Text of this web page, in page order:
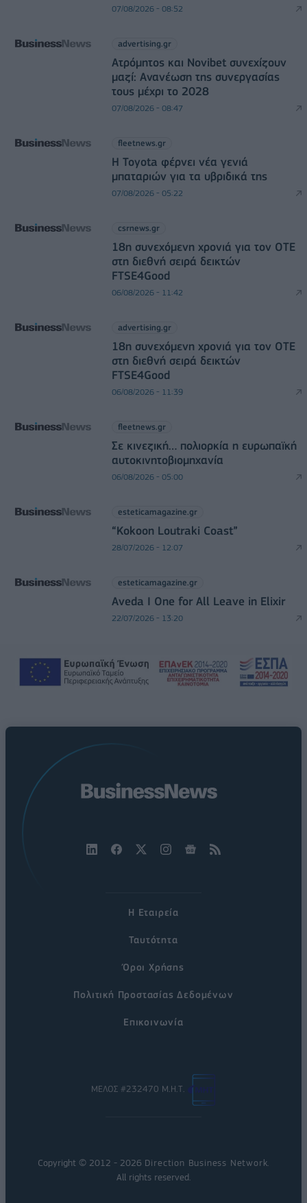
07/08/2026 - 08:52
advertising.gr
Ατρόμητος και Novibet συνεχίζουν
μαζί: Ανανέωση της συνεργασίας
τους μέχρι το 2028
07/08/2026 - 08:47
fleetnews.gr
Η Toyota φέρνει νέα γενιά
μπαταριών για τα υβριδικά της
07/08/2026 - 05:22
csrnews.gr
18η συνεχόμενη χρονιά για τον ΟΤΕ
στη διεθνή σειρά δεικτών
FTSE4Good
06/08/2026 - 11:42
advertising.gr
18η συνεχόμενη χρονιά για τον ΟΤΕ
στη διεθνή σειρά δεικτών
FTSE4Good
06/08/2026 - 11:39
fleetnews.gr
Σε κινεζική… πολιορκία η ευρωπαϊκή
αυτοκινητοβιομηχανία
06/08/2026 - 05:00
esteticamagazine.gr
“Kokoon Loutraki Coast”
28/07/2026 - 12:07
esteticamagazine.gr
Aveda I One for All Leave in Elixir
22/07/2026 - 13:20
Η Εταιρεία
Ταυτότητα
Όροι Χρήσης
Πολιτική Προστασίας Δεδομένων
Επικοινωνία
ΜΕΛΟΣ #232470 Μ.Η.Τ.
Copyright © 2012 - 2026 Direction Business Network.
All rights reserved.